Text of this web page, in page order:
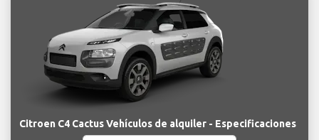
Citroen C4 Cactus Vehículos de alquiler - Especificaciones